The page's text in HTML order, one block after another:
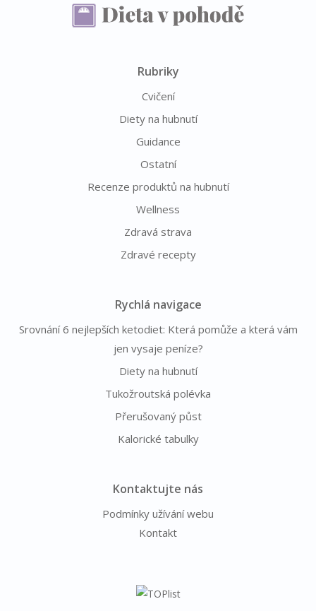
Rubriky
Cvičení
Diety na hubnutí
Guidance
Ostatní
Recenze produktů na hubnutí
Wellness
Zdravá strava
Zdravé recepty
Rychlá navigace
Srovnání 6 nejlepších ketodiet: Která pomůže a která vám
jen vysaje peníze?
Diety na hubnutí
Tukožroutská polévka
Přerušovaný půst
Kalorické tabulky
Kontaktujte nás
Podmínky užívání webu
Kontakt